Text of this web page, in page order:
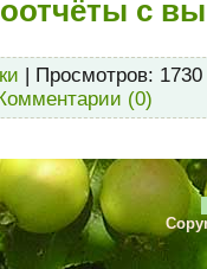
с
| Просмотров:
(0)